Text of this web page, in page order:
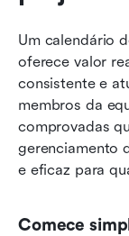
Um calendário
oferece valor
consistente e
membros da
comprovadas
gerenciamento
e eficaz para
Comece